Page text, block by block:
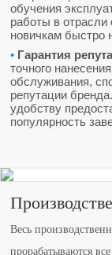
обучения
работы в отрасли
новичкам быстро
• Гарантия
точного
обслуживания,
репутации
удобству
популярность
Весь
прорабатываются